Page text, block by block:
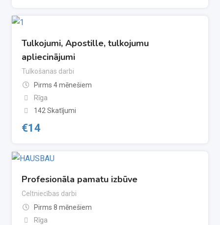
Tulkojumi, Apostille, tulkojumu
apliecinājumi
Tulkošanas darbi
Pirms 4 mēnešiem
Rīga
142 Skatījumi
€14
Profesionāla pamatu izbūve
Celtniecības darbi
Pirms 8 mēnešiem
Rīga